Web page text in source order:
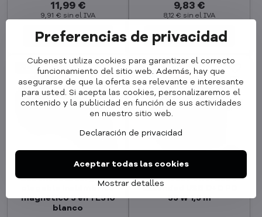
11,99 €
9,91 € sin el IVA
Al carrito
9,83 €
8,12 € sin el IVA
Al carrito
MEGA REBAJAS
Cubenest El cargador
plegable inalámbrico
magnético 3 en 1 E310
blanco
MEGA REBAJAS
Cubenest PowerCube
Extended USB C+C PD
35 W 1,5 m
Preferencias de privacidad
Cubenest utiliza cookies para garantizar el correcto
funcionamiento del sitio web. Además, hay que
asegurarse de que la oferta sea relevante e interesante
para usted. Si acepta las cookies, personalizaremos el
contenido y la publicidad en función de sus actividades
en nuestro sitio web.
Declaración de privacidad
Mostrar detalles
Aceptar todas las cookies